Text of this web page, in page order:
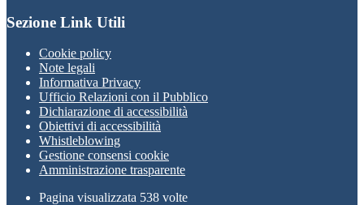
Sezione Link Utili
Cookie policy
Note legali
Informativa Privacy
Ufficio Relazioni con il Pubblico
Dichiarazione di accessibilità
Obiettivi di accessibilità
Whistleblowing
Gestione consensi cookie
Amministrazione trasparente
Pagina visualizzata 538 volte